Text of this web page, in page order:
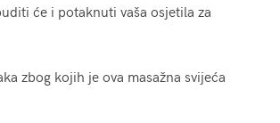
će i potaknuti vaša osjetila za
zbog kojih je ova masažna svijeća